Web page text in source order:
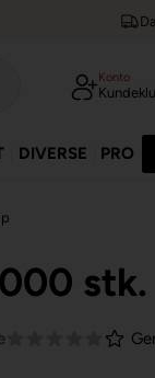
Konto
DIVERSE PRO